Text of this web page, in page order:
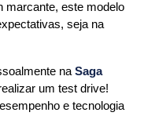
marcante, este modelo
seja na
na Saga
um test drive!
e tecnologia